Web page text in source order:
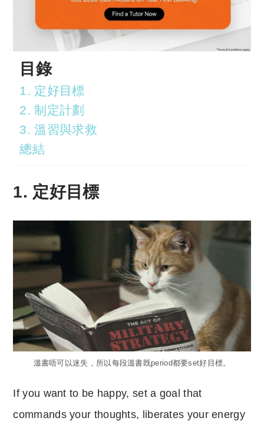
目錄
1. 定好目標
2. 制定計劃
3. 溫習與求救
總結
1. 定好目標
溫書唔可以迷失，所以每段溫書既period都要set好目標。
If you want to be happy, set a goal that
commands your thoughts, liberates your energy